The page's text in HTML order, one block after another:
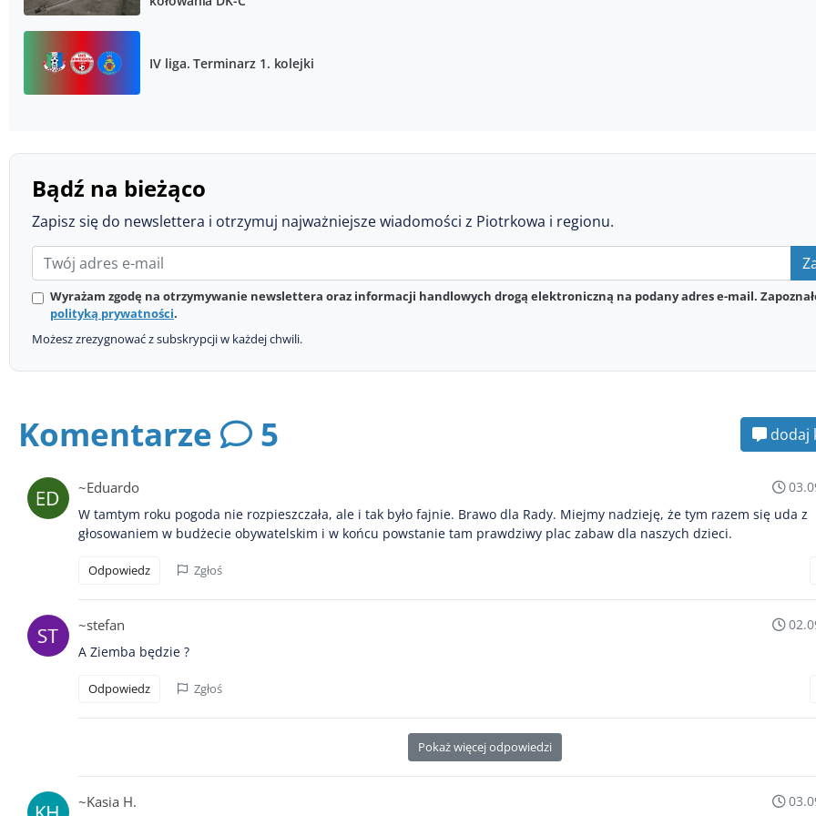
IV liga. Terminarz 1. kolejki
Bądź na bieżąco
Zapisz się do newslettera i otrzymuj najważniejsze wiadomości z Piotrkowa i regionu.
Wyrażam zgodę na otrzymywanie newslettera oraz informacji handlowych drogą elektroniczną na podany adres e-mail.
polityką prywatności.
Możesz zrezygnować z subskrypcji w każdej chwili.
Komentarze 5 dodaj
~Eduardo
W tamtym roku pogoda nie rozpieszczała, ale i tak było fajnie. Brawo dla Rady. Miejmy nadzieję, że tym razem się uda z
głosowaniem w budżecie obywatelskim i w końcu powstanie tam prawdziwy plac zabaw dla naszych dzieci.
Odpowiedz Zgłoś
~stefan
A Ziemba będzie ?
Odpowiedz Zgłoś
Pokaż więcej odpowiedzi
~Kasia H.